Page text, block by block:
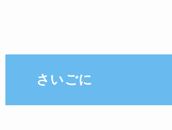
さいごに